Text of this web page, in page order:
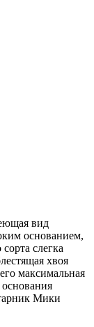
вид
основанием,
слегка
хвоя
максимальная
Мики